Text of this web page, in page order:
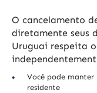
O cancelamento
diretamente seus
Uruguai respeita
Você pode manter
residente